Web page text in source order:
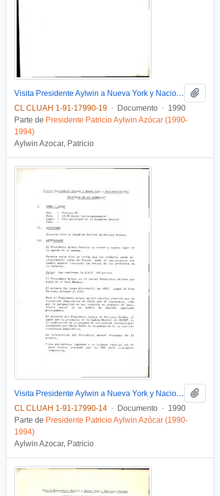
Visita Presidente Aylwin a Nueva York y Naciones Unidas "Entrevistas con Jefes de Estado" "Mesa redonda prensa internacional" "Cena UNICEF"
CL CLUAH 1-91-17990-19 · Documento · 1990
Parte de Presidente Patricio Aylwin Azócar (1990-
1994)
Aylwin Azocar, Patricio
Visita Presidente Aylwin a Nueva York y Naciones Unidas "Discurso en la Asamblea"
CL CLUAH 1-91-17990-14 · Documento · 1990
Parte de Presidente Patricio Aylwin Azócar (1990-
1994)
Aylwin Azocar, Patricio